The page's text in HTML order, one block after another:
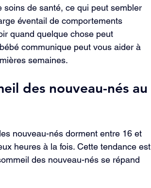
de santé, ce qui peut sembler
éventail de comportements
quand quelque chose peut
communique peut vous aider à
semaines.
des nouveau-nés au
nouveau-nés dorment entre 16 et
heures à la fois. Cette tendance est
des nouveau-nés se répand